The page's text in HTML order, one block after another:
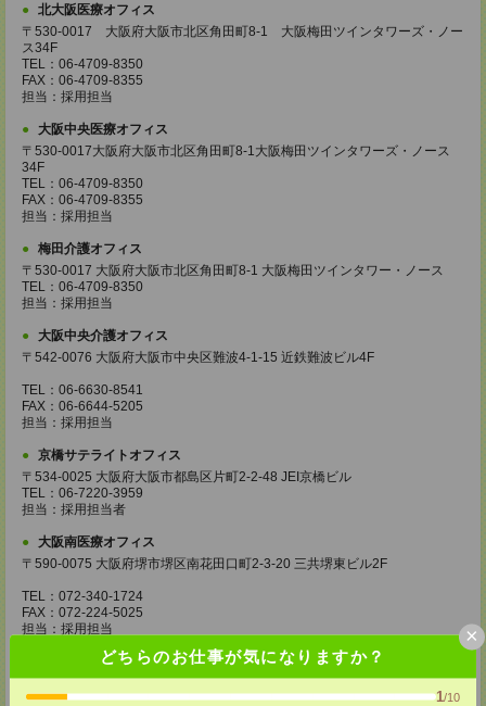
どちらのお仕事が気になりますか？
1/10
×
北大阪医療オフィス
〒530-0017 大阪府大阪市北区角田町8-1 大阪梅田ツインタワーズ・ノー
ス34F
TEL：06-4709-8350
FAX：06-4709-8355
担当：採用担当
大阪中央医療オフィス
〒530-0017大阪府大阪市北区角田町8-1大阪梅田ツインタワーズ・ノース
34F
TEL：06-4709-8350
FAX：06-4709-8355
担当：採用担当
梅田介護オフィス
〒530-0017 大阪府大阪市北区角田町8-1 大阪梅田ツインタワー・ノース
TEL：06-4709-8350
担当：採用担当
大阪中央介護オフィス
〒542-0076 大阪府大阪市中央区難波4-1-15 近鉄難波ビル4F
TEL：06-6630-8541
FAX：06-6644-5205
担当：採用担当
京橋サテライトオフィス
〒534-0025 大阪府大阪市都島区片町2-2-48 JEI京橋ビル
TEL：06-7220-3959
担当：採用担当者
大阪南医療オフィス
〒590-0075 大阪府堺市堺区南花田口町2-3-20 三共堺東ビル2F
TEL：072-340-1724
FAX：072-224-5025
担当：採用担当
西宮サテライトオフィス
〒662-0918 兵庫県西宮市六湛寺町9番8号 市役所前ビル5F